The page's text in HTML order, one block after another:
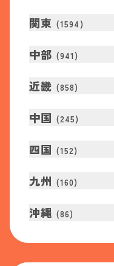
関東 (1594 )
中部 (941 )
近畿 (858)
中国 (245)
四国 (152)
九州 (160)
沖縄 (86)